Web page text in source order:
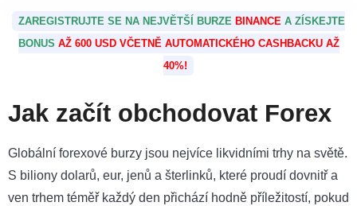
ZAREGISTRUJTE SE NA NEJVĚTŠÍ BURZE BINANCE A ZÍSKEJTE
BONUS AŽ 600 USD VČETNĚ AUTOMATICKÉHO CASHBACKU AŽ
40%!
Jak začít obchodovat Forex
Globální forexové burzy jsou nejvíce likvidními trhy na světě.
S biliony dolarů, eur, jenů a šterlinků, které proudí dovnitř a
ven trhem téměř každý den přichází hodně příležitostí, pokud